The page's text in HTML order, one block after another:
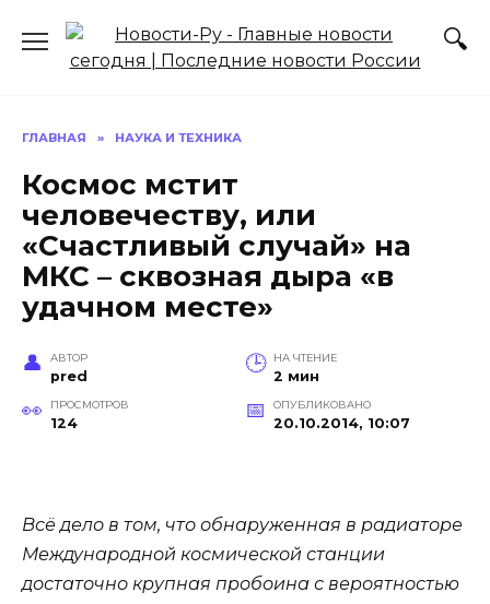
содержанию
ГЛАВНАЯ » НАУКА И ТЕХНИКА
Космос мстит
человечеству, или
«Счастливый случай» на
МКС – сквозная дыра «в
удачном месте»
АВТОР
pred
НА ЧТЕНИЕ
2 мин
ПРОСМОТРОВ
124
ОПУБЛИКОВАНО
20.10.2014, 10:07
Всё дело в том, что обнаруженная в радиаторе
Международной космической станции
достаточно крупная пробоина с вероятностью